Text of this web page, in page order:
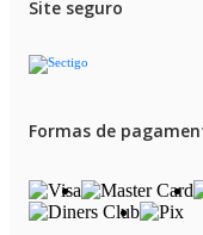
Site seguro
Formas de